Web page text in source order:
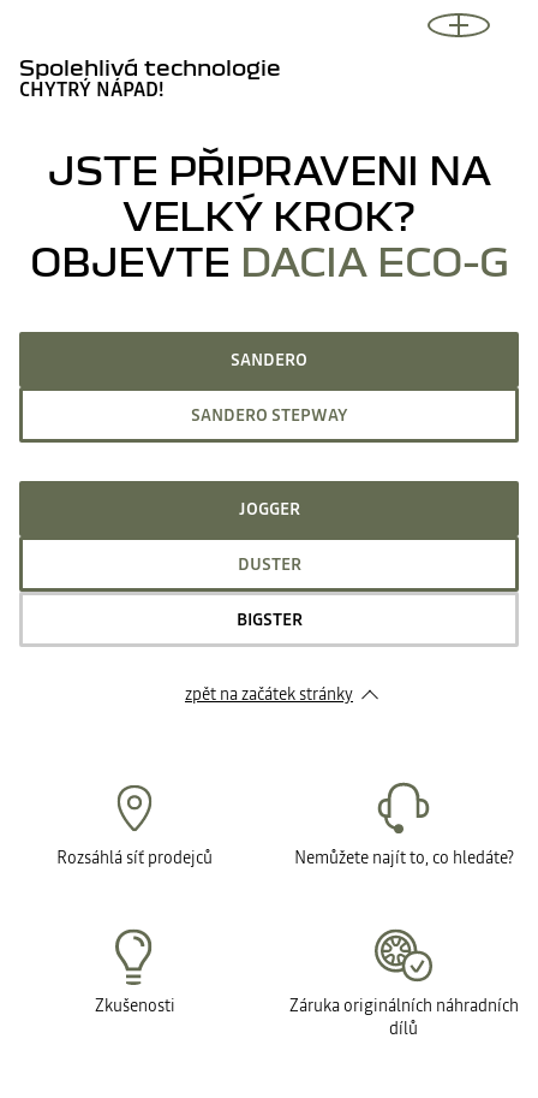
Spolehlivá technologie
CHYTRÝ NÁPAD!
JSTE PŘIPRAVENI NA
VELKÝ KROK?
OBJEVTE DACIA ECO-G
SANDERO
SANDERO STEPWAY
JOGGER
DUSTER
BIGSTER
zpět na začátek stránky
Rozsáhlá síť prodejců Nemůžete najít to, co hledáte?
Zkušenosti
Záruka originálních náhradních
dílů